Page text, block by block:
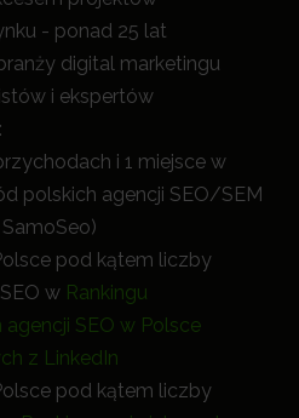
- ponad 25 lat
digital marketingu
i ekspertów
i 1 miejsce w
polskich agencji SEO/SEM
pod kątem liczby
w Rankingu
agencji SEO w Polsce
z LinkedIn
pod kątem liczby